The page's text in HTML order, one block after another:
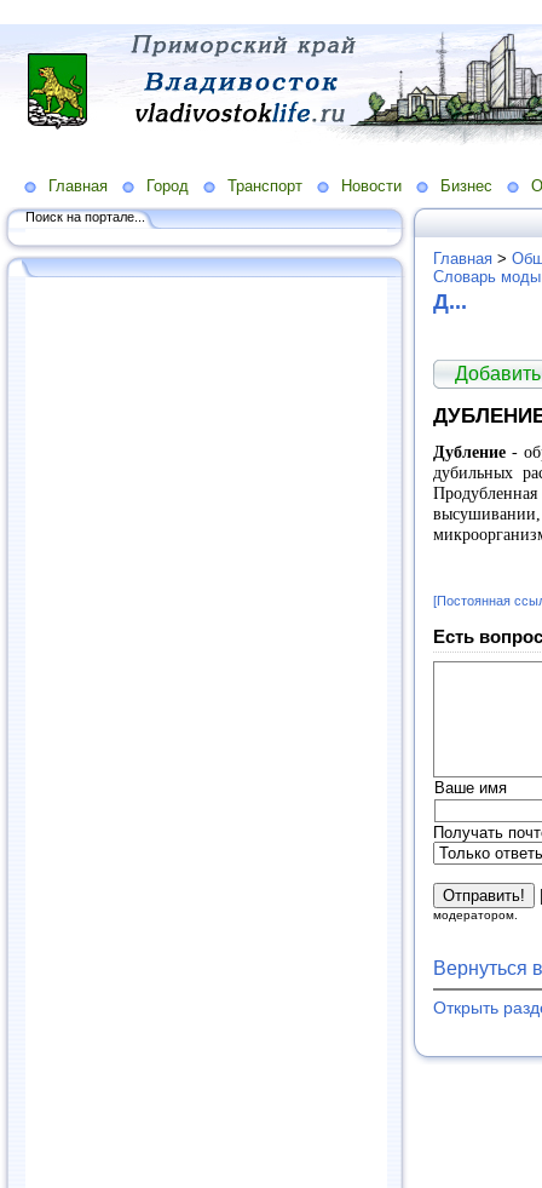
Главная Город Транспорт Новости Бизнес
Поиск на портале...
Главная >
Словарь
Д...
Дубление -
дубильных
[Постоянная
Есть
Ваше имя
Получать
модератором.
Вернуться
Открыть